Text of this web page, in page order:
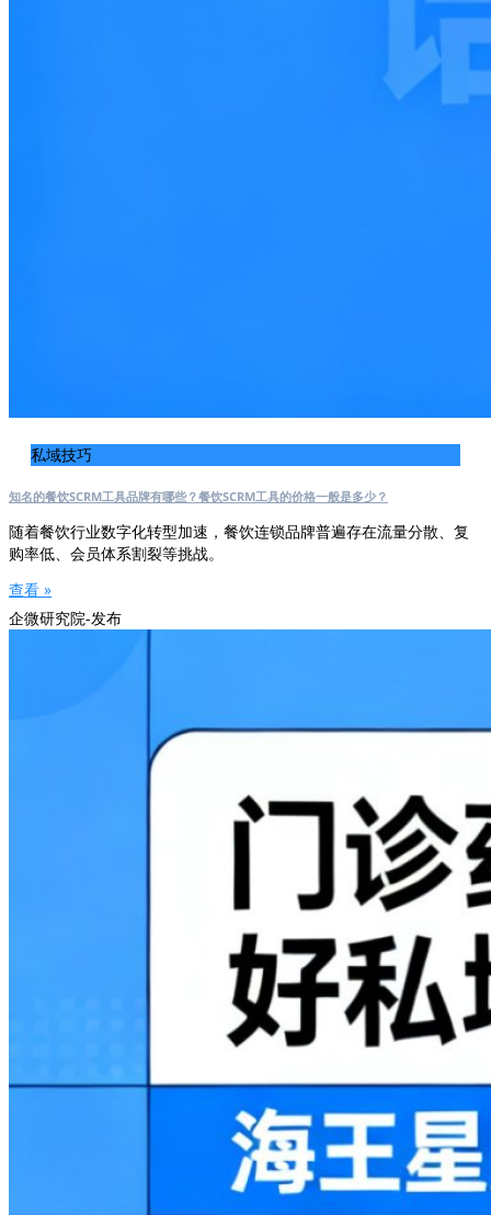
私域技巧
知名的餐饮SCRM工具品牌有哪些？餐饮SCRM工具的价格一般是多少？
随着餐饮行业数字化转型加速，餐饮连锁品牌普遍存在流量分散、复
购率低、会员体系割裂等挑战。
查看 »
企微研究院-发布